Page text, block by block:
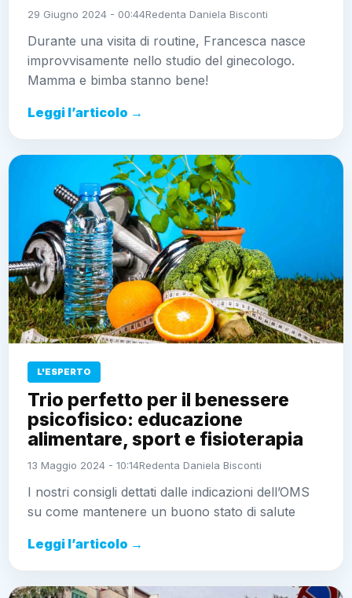
29 Giugno 2024 - 00:44Redenta Daniela Bisconti
Durante una visita di routine, Francesca nasce
improvvisamente nello studio del ginecologo.
Mamma e bimba stanno bene!
Leggi l’articolo →
L'ESPERTO
Trio perfetto per il benessere
psicofisico: educazione
alimentare, sport e fisioterapia
13 Maggio 2024 - 10:14Redenta Daniela Bisconti
I nostri consigli dettati dalle indicazioni dell’OMS
su come mantenere un buono stato di salute
Leggi l’articolo →